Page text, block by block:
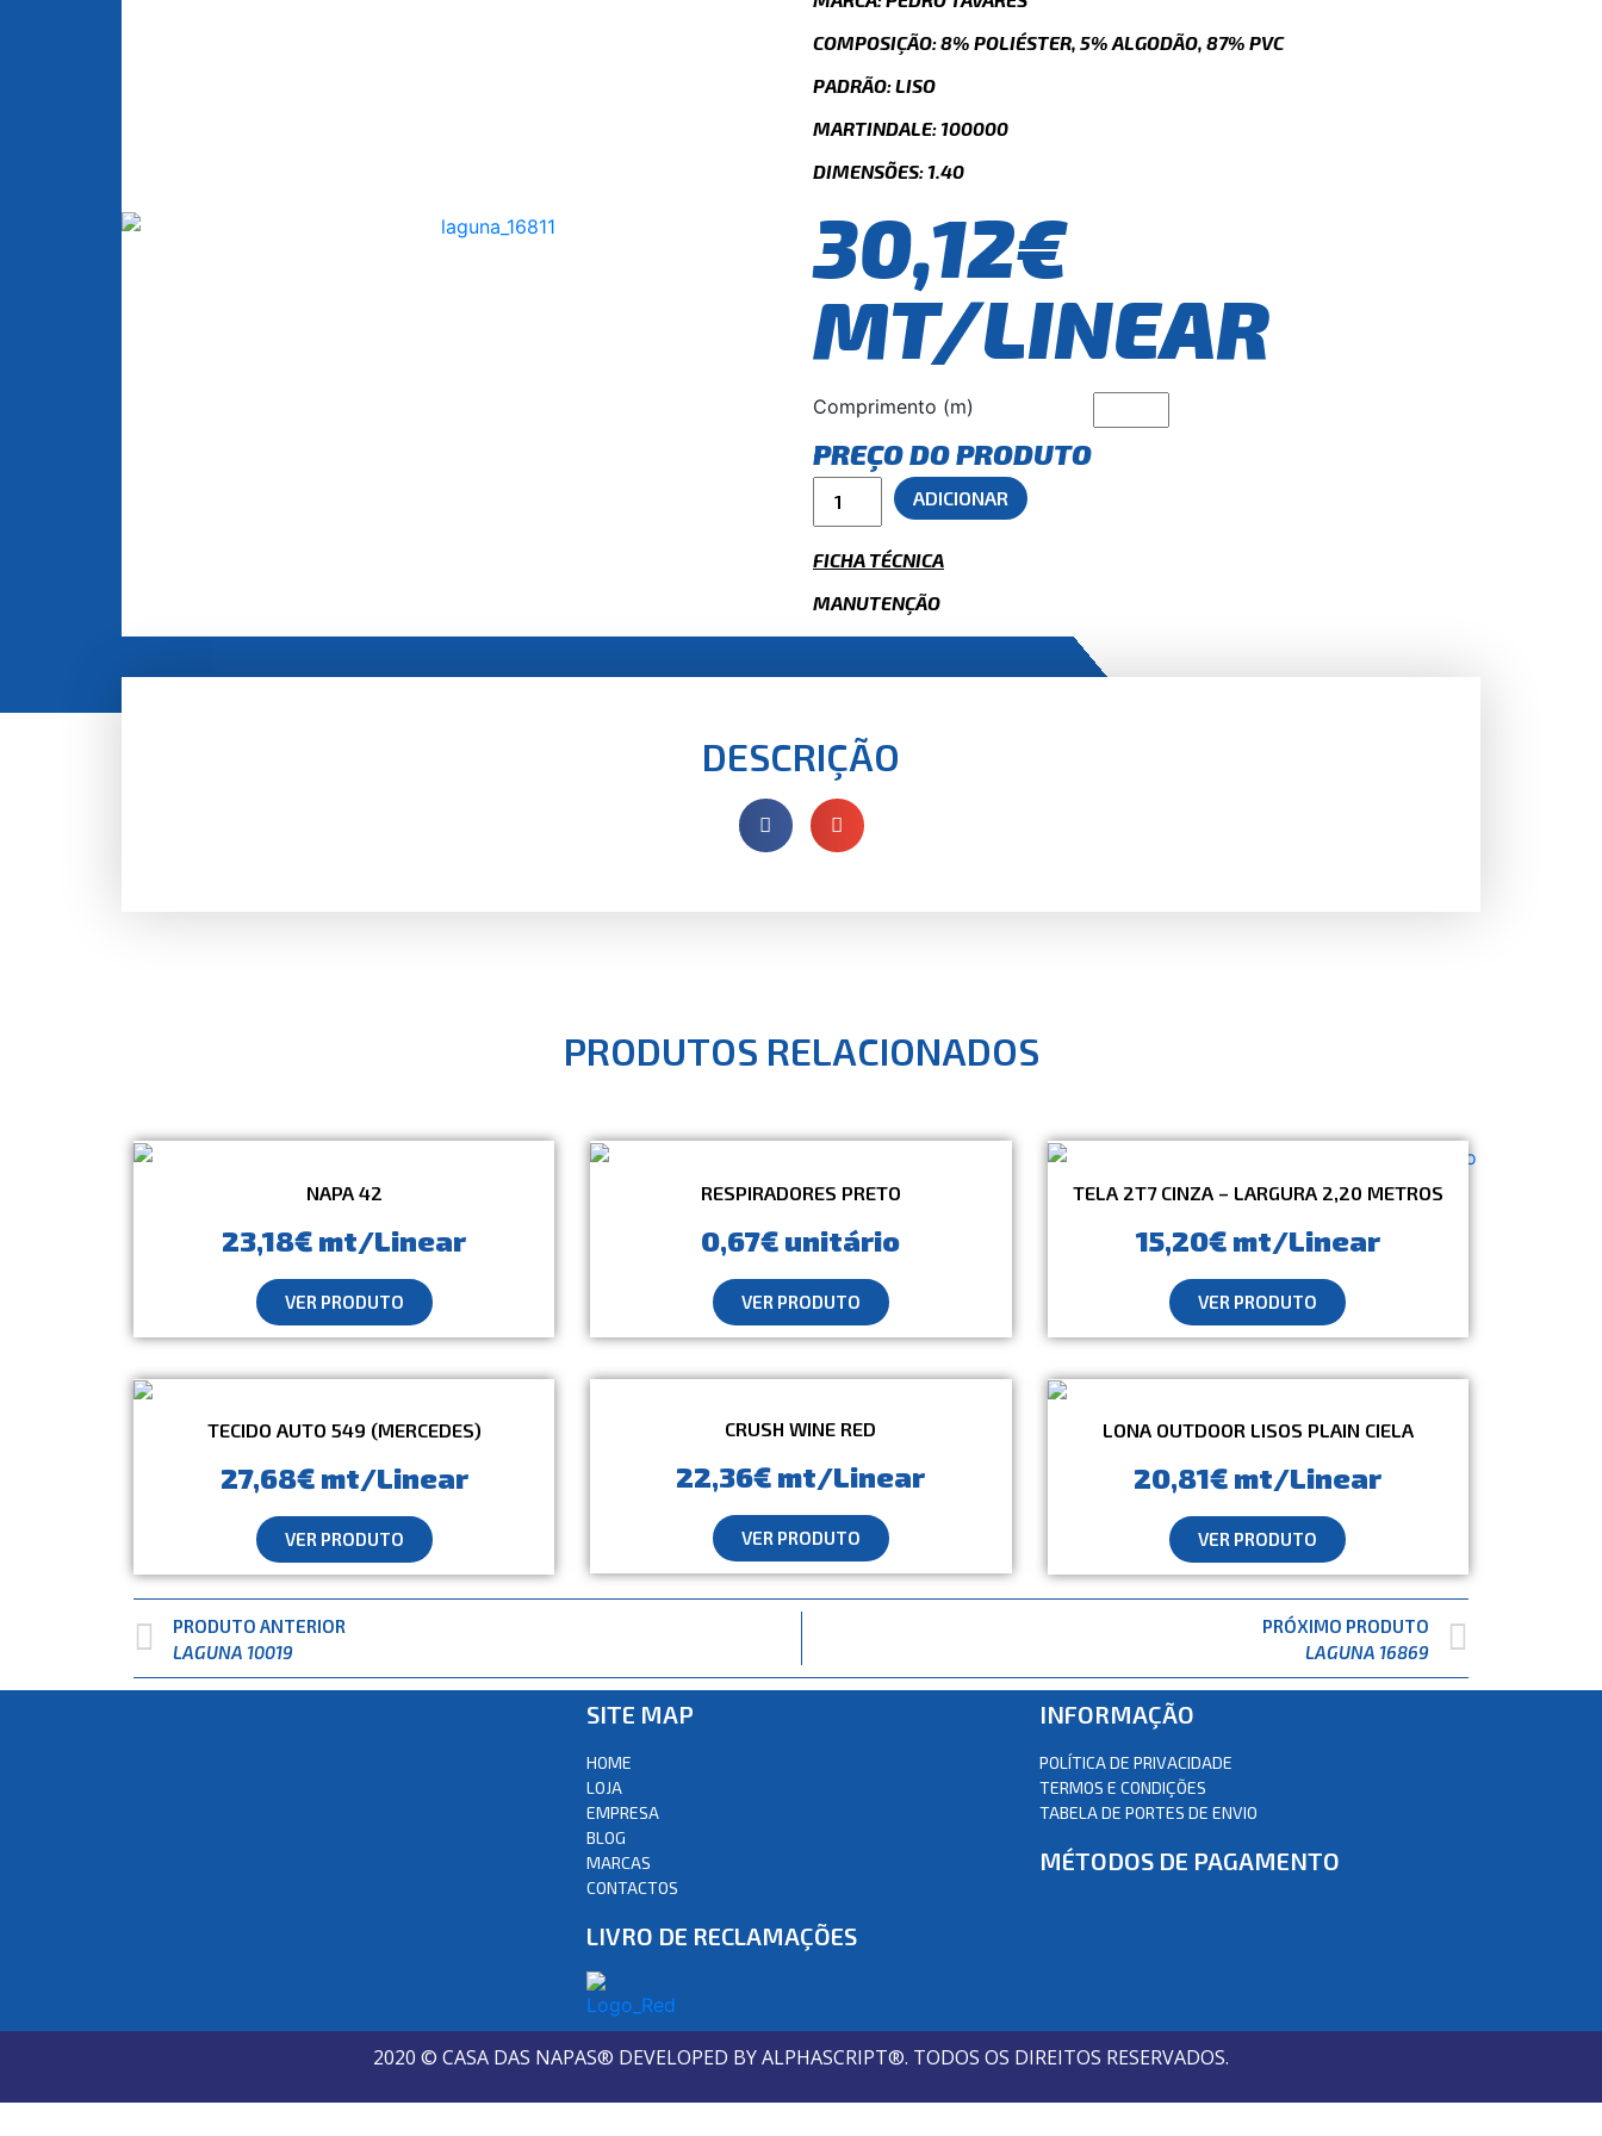
COMPOSIÇÃO: 8% POLIÉSTER, 5% ALGODÃO, 87% PVC
PADRÃO: LISO
MARTINDALE: 100000
DIMENSÕES: 1.40
30,12€
MT/LINEAR
Comprimento (m)
PREÇO DO PRODUTO
ADICIONAR
FICHA TÉCNICA
MANUTENÇÃO
DESCRIÇÃO
PRODUTOS RELACIONADOS
NAPA 42
23,18€ mt/Linear
VER PRODUTO
RESPIRADORES PRETO
0,67€ unitário
VER PRODUTO
TELA 2T7 CINZA – LARGURA 2,20 METROS
15,20€ mt/Linear
VER PRODUTO
TECIDO AUTO 549 (MERCEDES)
27,68€ mt/Linear
VER PRODUTO
CRUSH WINE RED
22,36€ mt/Linear
VER PRODUTO
LONA OUTDOOR LISOS PLAIN CIELA
20,81€ mt/Linear
VER PRODUTO
PRODUTO ANTERIOR
LAGUNA 10019
PRÓXIMO PRODUTO
LAGUNA 16869
SITE MAP
HOME
LOJA
EMPRESA
BLOG
MARCAS
CONTACTOS
LIVRO DE RECLAMAÇÕES
INFORMAÇÃO
POLÍTICA DE PRIVACIDADE
TERMOS E CONDIÇÕES
TABELA DE PORTES DE ENVIO
MÉTODOS DE PAGAMENTO
2020 © CASA DAS NAPAS® DEVELOPED BY ALPHASCRIPT®. TODOS OS DIREITOS RESERVADOS.